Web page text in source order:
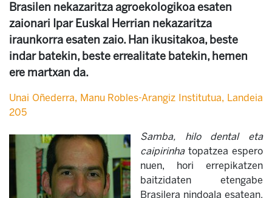
Brasilen nekazaritza agroekologikoa esaten
zaionari Ipar Euskal Herrian nekazaritza
iraunkorra esaten zaio. Han ikusitakoa, beste
indar batekin, beste errealitate batekin, hemen
ere martxan da.
Unai Oñederra, Manu Robles-Arangiz Institutua, Landeia
205
Samba, hilo dental eta
caipirinhatopatzea espero
nuen, hori errepikatzen
baitzidaten etengabe
Brasilera nindoala esatean.